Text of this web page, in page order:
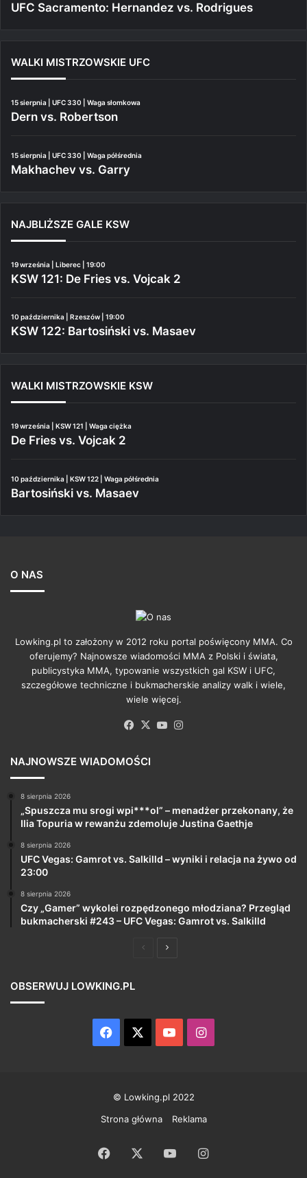
UFC Sacramento: Hernandez vs. Rodrigues
WALKI MISTRZOWSKIE UFC
15 sierpnia | UFC 330 | Waga słomkowa
Dern vs. Robertson
15 sierpnia | UFC 330 | Waga półśrednia
Makhachev vs. Garry
NAJBLIŻSZE GALE KSW
19 września | Liberec | 19:00
KSW 121: De Fries vs. Vojcak 2
10 października | Rzeszów | 19:00
KSW 122: Bartosiński vs. Masaev
WALKI MISTRZOWSKIE KSW
19 września | KSW 121 | Waga ciężka
De Fries vs. Vojcak 2
10 października | KSW 122 | Waga półśrednia
Bartosiński vs. Masaev
O NAS
Lowking.pl to założony w 2012 roku portal poświęcony MMA. Co
oferujemy? Najnowsze wiadomości MMA z Polski i świata,
publicystyka MMA, typowanie wszystkich gal KSW i UFC,
szczegółowe techniczne i bukmacherskie analizy walk i wiele,
wiele więcej.
Facebook
X YouTube
NAJNOWSZE WIADOMOŚCI
8 sierpnia 2026
„Spuszcza mu srogi wpi***ol” – menadżer przekonany, że
Ilia Topuria w rewanżu zdemoluje Justina Gaethje
8 sierpnia 2026
UFC Vegas: Gamrot vs. Salkilld – wyniki i relacja na żywo od
23:00
8 sierpnia 2026
Czy „Gamer” wykolei rozpędzonego młodziana? Przegląd
bukmacherski #243 – UFC Vegas: Gamrot vs. Salkilld
PoprzedniaNastępna
OBSERWUJ LOWKING.PL
Facebook YouTubeInstagram
© Lowking.pl 2022
Strona główna
Reklama
Facebook YouTubeInstagram